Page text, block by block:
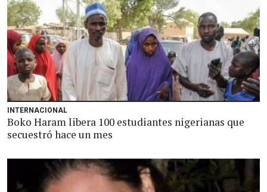
INTERNACIONAL
Boko Haram libera 100 estudiantes nigerianas que
secuestró hace un mes